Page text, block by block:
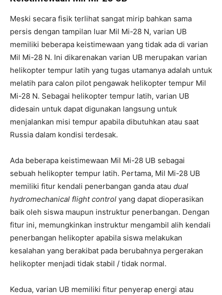
Meski secara fisik terlihat sangat mirip bahkan sama
persis dengan tampilan luar Mil Mi-28 N, varian UB
memiliki beberapa keistimewaan yang tidak ada di varian
Mil Mi-28 N. Ini dikarenakan varian UB merupakan varian
helikopter tempur latih yang tugas utamanya adalah untuk
melatih para calon pilot pengawak helikopter tempur Mil
Mi-28 N. Sebagai helikopter tempur latih, varian UB
didesain untuk dapat digunakan langsung untuk
menjalankan misi tempur apabila dibutuhkan atau saat
Russia dalam kondisi terdesak.
Ada beberapa keistimewaan Mil Mi-28 UB sebagai
sebuah helikopter tempur latih. Pertama, Mil Mi-28 UB
memiliki fitur kendali penerbangan ganda atau dual
hydromechanical flight control yang dapat dioperasikan
baik oleh siswa maupun instruktur penerbangan. Dengan
fitur ini, memungkinkan instruktur mengambil alih kendali
penerbangan helikopter apabila siswa melakukan
kesalahan yang berakibat pada berubahnya pergerakan
helikopter menjadi tidak stabil / tidak normal.
Kedua, varian UB memiliki fitur penyerap energi atau